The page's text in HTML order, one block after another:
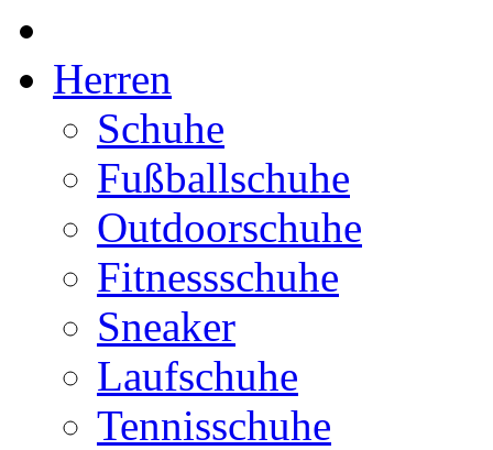
Herren
Schuhe
Fußballschuhe
Outdoorschuhe
Fitnessschuhe
Sneaker
Laufschuhe
Tennisschuhe